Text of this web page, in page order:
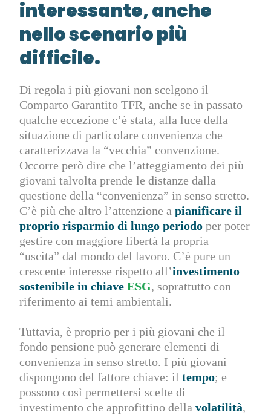
interessante, anche
nello scenario più
difficile.
Di regola i più giovani non scelgono il
Comparto Garantito TFR, anche se in passato
qualche eccezione c’è stata, alla luce della
situazione di particolare convenienza che
caratterizzava la “vecchia” convenzione.
Occorre però dire che l’atteggiamento dei più
giovani talvolta prende le distanze dalla
questione della “convenienza” in senso stretto.
C’è più che altro l’attenzione apianificare il
proprio risparmio di lungo periodo per poter
gestire con maggiore libertà la propria
“uscita” dal mondo del lavoro. C’è pure un
crescente interesse rispetto all’investimento
sostenibile in chiaveESG, soprattutto con
riferimento ai temi ambientali.
Tuttavia, è proprio per i più giovani che il
fondo pensione può generare elementi di
convenienza in senso stretto. I più giovani
dispongono del fattore chiave: il tempo; e
possono così permettersi scelte di
investimento che approfittino dellavolatilità,